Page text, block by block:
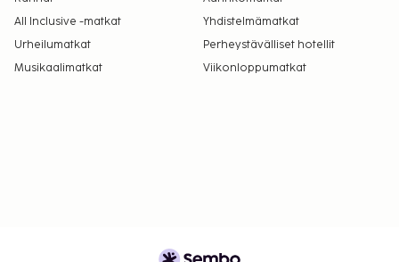
All Inclusive -matkat
Yhdistelmämatkat
Urheilumatkat
Perheystävälliset hotellit
Musikaalimatkat
Viikonloppumatkat